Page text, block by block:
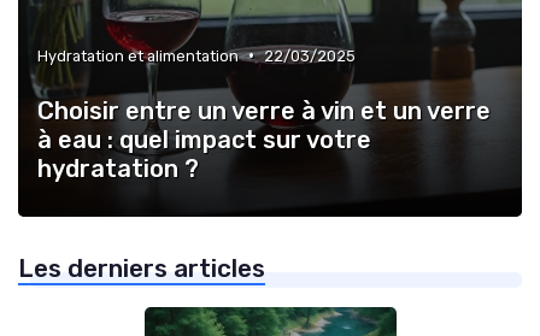
Hydratation et alimentation • 22/03/2025
Choisir entre un verre à vin et un verre
à eau : quel impact sur votre
hydratation ?
Les derniers articles